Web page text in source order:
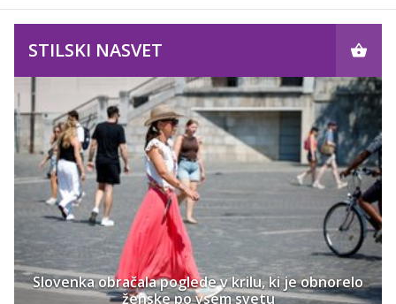
STILSKI NASVET
Slovenka obračala poglede v krilu, ki je obnorelo
ženske po vsem svetu